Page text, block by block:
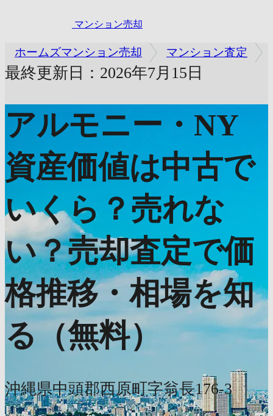
マンション売却
ホームズマンション売却 マンション査定
最終更新日：2026年7月15日
アルモニー・NY
資産価値は中古で
いくら？売れな
い？売却査定で価
格推移・相場を知
る（無料）
沖縄県中頭郡西原町字翁長176-3